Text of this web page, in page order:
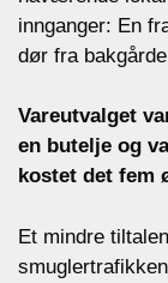
innganger: En
dør fra
Vareutvalget
en butelje og
kostet det fem
Et mindre